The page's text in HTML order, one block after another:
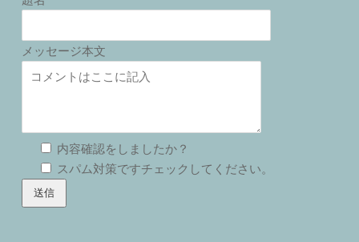
メッセージ本文
内容確認をしましたか？
スパム対策ですチェックしてください。